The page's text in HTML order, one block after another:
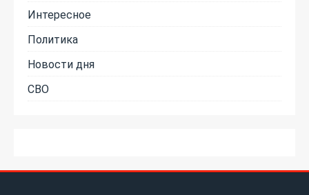
Интересное
Политика
Новости дня
СВО